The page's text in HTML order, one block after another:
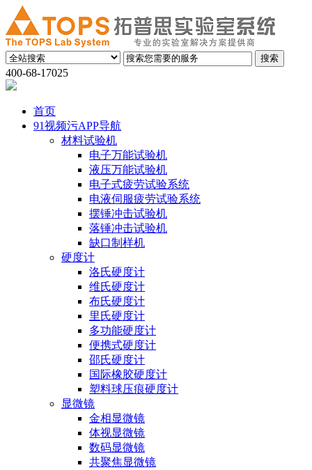
400-68-17025
首页
91视频污APP导航
材料试验机
电子万能试验机
液压万能试验机
电子式疲劳试验系统
电液伺服疲劳试验系统
摆锤冲击试验机
落锤冲击试验机
缺口制样机
硬度计
洛氏硬度计
维氏硬度计
布氏硬度计
里氏硬度计
多功能硬度计
便携式硬度计
邵氏硬度计
国际橡胶硬度计
塑料球压痕硬度计
显微镜
金相显微镜
体视显微镜
数码显微镜
共聚焦显微镜